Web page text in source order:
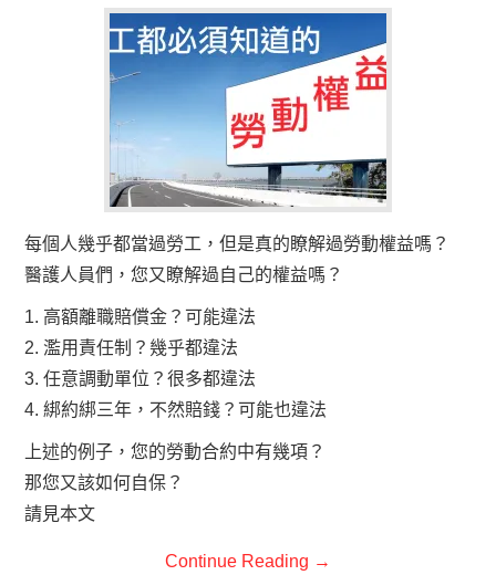
我思故我在
聯絡我
主婦碎碎念
每個人幾乎都當過勞工，但是真的瞭解過勞動權益嗎？
醫護人員們，您又瞭解過自己的權益嗎？
1. 高額離職賠償金？可能違法
2. 濫用責任制？幾乎都違法
3. 任意調動單位？很多都違法
4. 綁約綁三年，不然賠錢？可能也違法
上述的例子，您的勞動合約中有幾項？
那您又該如何自保？
請見本文
Continue Reading →